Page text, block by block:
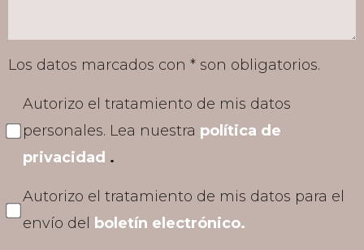
Los datos marcados con * son obligatorios.
Autorizo el tratamiento de mis datos
personales. Lea nuestra política de
privacidad .
Autorizo el tratamiento de mis datos para el
envío del
boletín electrónico.